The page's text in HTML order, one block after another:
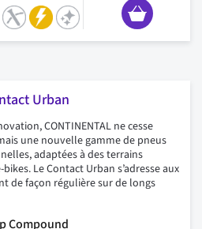
Urban
CONTINENTAL ne cesse
une nouvelle gamme de pneus
adaptées à des terrains
Le Contact Urban s’adresse aux
de façon régulière sur de longs
Compound